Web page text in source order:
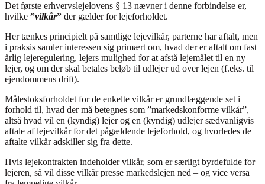
Det første erhvervslejelovens § 13 nævner i denne forbindelse er,
hvilke ”vilkår” der gælder for lejeforholdet.
Her tænkes principielt på samtlige lejevilkår, parterne har aftalt, men
i praksis samler interessen sig primært om, hvad der er aftalt om fast
årlig lejeregulering, lejers mulighed for at afstå lejemålet til en ny
lejer, og om der skal betales beløb til udlejer ud over lejen (f.eks. til
ejendommens drift).
Målestoksforholdet for de enkelte vilkår er grundlæggende set i
forhold til, hvad der må betegnes som ”markedskonforme vilkår”,
altså hvad vil en (kyndig) lejer og en (kyndig) udlejer sædvanligvis
aftale af lejevilkår for det pågældende lejeforhold, og hvorledes de
aftalte vilkår adskiller sig fra dette.
Hvis lejekontrakten indeholder vilkår, som er særligt byrdefulde for
lejeren, så vil disse vilkår presse markedslejen ned – og vice versa